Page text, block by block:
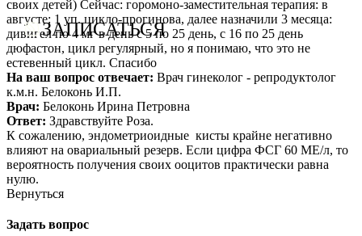
График работы
Фотогалерея
Видео
Истории пациентов
Донорство
Акушерство и гинекология
Андрология
Анализы
Репродуктолог
Гинеколог
Андролог
Генетик
Эндокринолог
Специалист УЗД
Эмбриолог
Онлайн-оплата
Вопрос специалисту (Вопрос-ответ)
ЭКО по ОМС
Хранение эмбрионов
Налоговый вычет
Проживание
Транспортировка репродуктивного материала
ЗАПИСАТЬСЯ
своих детей) Сейчас: горомоно-заместительная терапия: в
августе: 1 уп. цикло-прогинова, далее назначили 3 месяца:
дивигел по 4 мг в день с 5 по 25 день, с 16 по 25 день
дюфастон, цикл регулярный, но я понимаю, что это не
естевенный цикл. Спасибо
На ваш вопрос отвечает: Врач гинеколог - репродуктолог
к.м.н. Белоконь И.П.
Врач: Белоконь Ирина Петровна
Ответ: Здравствуйте Роза.
К сожалению, эндометриоидные кисты крайне негативно
влияют на овариальный резерв. Если цифра ФСГ 60 МЕ/л, то
вероятность получения своих ооцитов практически равна
нулю.
Вернуться
Задать вопрос